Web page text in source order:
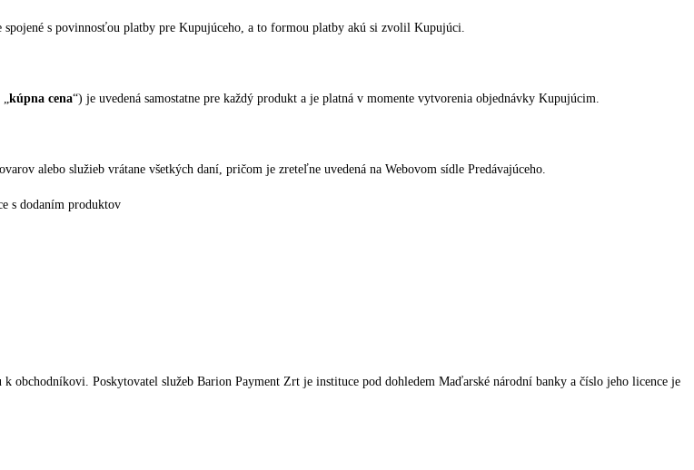
s povinnosťou platby pre Kupujúceho, a to formou platby akú si zvolil Kupujúci.
„kúpna cena“) je uvedená samostatne pre každý produkt a je platná v momente vytvorenia objednávky Kupujúcim.
alebo služieb vrátane všetkých daní, pričom je zreteľne uvedená na Webovom sídle Predávajúceho.
s dodaním produktov
obchodníkovi. Poskytovatel služeb Barion Payment Zrt je instituce pod dohledem Maďarské národní banky a číslo jeho licence je